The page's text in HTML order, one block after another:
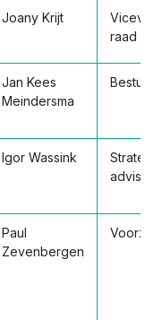
Joany Krijt
raad
Jan Kees
Meindersma
Igor Wassink
adviseur
Paul
Zevenbergen